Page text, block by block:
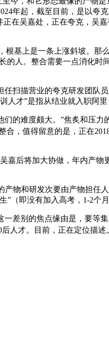
年起，截至目前，是以夸
在吴嘉处，正在夸克，吴
基上是一条上涨斜坡。那
人。整合需要一点消化
描营业的夸克研发团队
才”是指从结业就入职阿
难度颇大。”焦炙和压力
，值得留意的是，正在
后将加大协做，年内产物
和研发次要由产物担任
（即没有加入高考，1-2个
别的焦点缘由是，要等
人才。目前，正在定位描